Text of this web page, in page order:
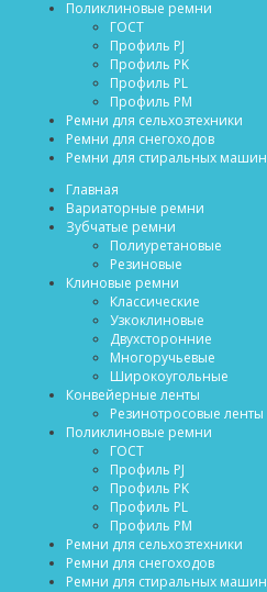
Поликлиновые ремни
ГОСТ
Профиль PJ
Профиль PK
Профиль PL
Профиль PM
Ремни для сельхозтехники
Ремни для снегоходов
Ремни для стиральных машин
Главная
Вариаторные ремни
Зубчатые ремни
Полиуретановые
Резиновые
Клиновые ремни
Классические
Узкоклиновые
Двухсторонние
Многоручьевые
Широкоугольные
Конвейерные ленты
Резинотросовые ленты
Поликлиновые ремни
ГОСТ
Профиль PJ
Профиль PK
Профиль PL
Профиль PM
Ремни для сельхозтехники
Ремни для снегоходов
Ремни для стиральных машин